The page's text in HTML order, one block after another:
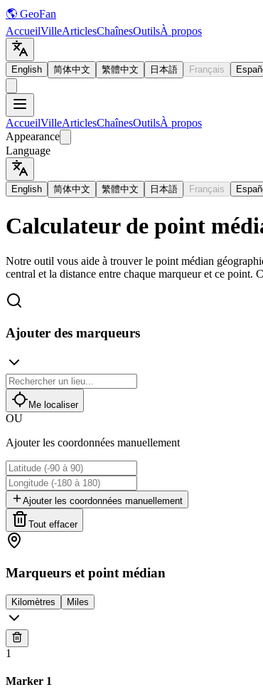
🌎 GeoFan
AccueilVilleArticlesChaînesOutilsÀ propos
English 简体中文 繁體中文 日本語 Français
AccueilVilleArticlesChaînesOutilsÀ propos
Appearance
Language
English 简体中文 繁體中文 日本語 Français
Calculateur de point
Notre outil vous aide à trouver le point médian
central et la distance entre chaque marqueur et ce
Ajouter des marqueurs
Me localiser
OU
Ajouter les coordonnées manuellement
Ajouter les coordonnées manuellement
Tout effacer
Marqueurs et point médian
Kilomètres Miles
1
Marker 1